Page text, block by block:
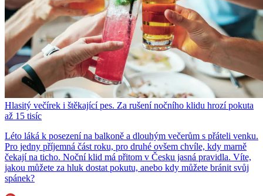
Hlasitý večírek i štěkající pes. Za rušení nočního klidu hrozí pokuta
až 15 tisíc
Léto láká k posezení na balkoně a dlouhým večerům s přáteli venku.
Pro jedny příjemná část roku, pro druhé ovšem chvíle, kdy marně
čekají na ticho. Noční klid má přitom v Česku jasná pravidla. Víte,
jakou můžete za hluk dostat pokutu, anebo kdy můžete bránit svůj
spánek?